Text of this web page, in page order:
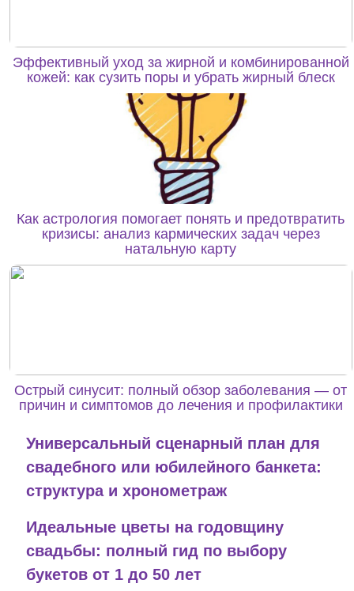
Эффективный уход за жирной и комбинированной
кожей: как сузить поры и убрать жирный блеск
Как астрология помогает понять и предотвратить
кризисы: анализ кармических задач через
натальную карту
Острый синусит: полный обзор заболевания — от
причин и симптомов до лечения и профилактики
Универсальный сценарный план для
свадебного или юбилейного банкета:
структура и хронометраж
Идеальные цветы на годовщину
свадьбы: полный гид по выбору
букетов от 1 до 50 лет